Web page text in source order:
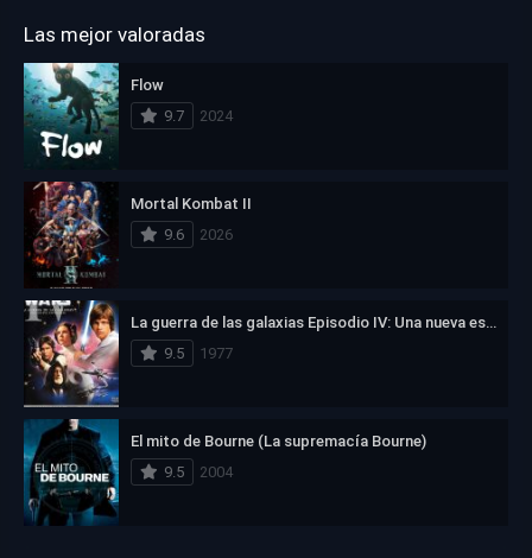
Las mejor valoradas
Flow
9.7
2024
Mortal Kombat II
9.6
2026
La guerra de las galaxias Episodio IV: Una nueva esperanza
9.5
1977
El mito de Bourne (La supremacía Bourne)
9.5
2004